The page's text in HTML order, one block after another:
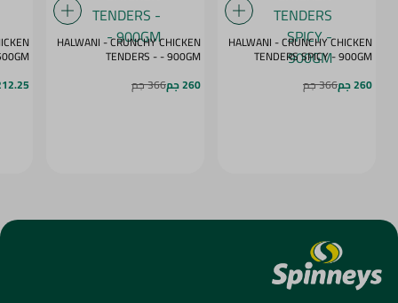
HALWANI - CRUNCHY CHICKEN
TENDERS SPICY - 900GM
260 جم
366 جم
HALWANI - CRUNCHY CHICKEN
TENDERS - - 900GM
260 جم
366 جم
- 500GM
212.25